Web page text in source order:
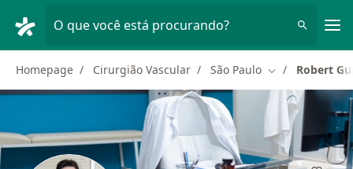
O que você está procurando?
Homepage Cirurgião Vascular São Paulo Mudar de
Robert